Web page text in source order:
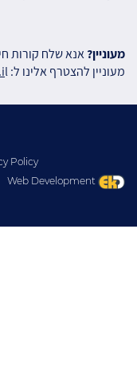
מעוניין?אנאשלח קורות
מעוניין להצטרףאלינו ל:
l
Policy
Web Development